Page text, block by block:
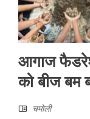
आगाज
को बीज बम
चमोली